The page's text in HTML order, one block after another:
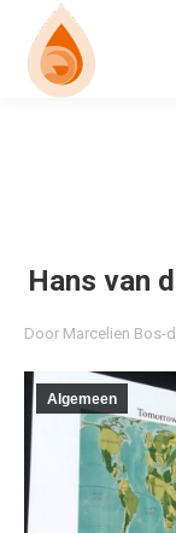
Hans van
Door Marcelien Bos-
Algemeen